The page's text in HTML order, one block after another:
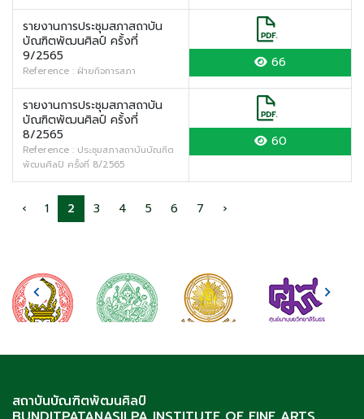
รายงานการประชุมสภาสถาบัน
บัณฑิตพัฒนศิลป์ ครั้งที่
9/2565
Reference : ฝ่ายกิจการสภา
66
รายงานการประชุมสภาสถาบัน
บัณฑิตพัฒนศิลป์ ครั้งที่
8/2565
Reference : ประชุมสภาสถาบันบัณฑิต
พัฒนศิลป์ ครั้งที่ 8/2565
60
‹ 1 2 3 4 5 6 7 ›
สถาบันบัณฑิตพัฒนศิลป์